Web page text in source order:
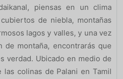
piensas en un clima
de niebla, montañas
lagos y valles, y una vez
de montaña, encontrarás que
verdad. Ubicado en medio de
las colinas de Palani en Tamil